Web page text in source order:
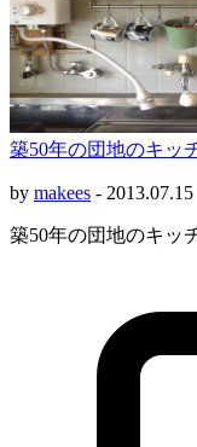
築50年の団地のキッ
by makees - 2013.07.15
築50年の団地のキッ